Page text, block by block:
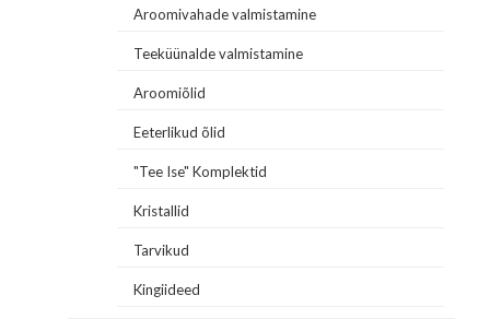
Aroomivahade valmistamine
Teeküünalde valmistamine
Aroomiõlid
Eeterlikud õlid
"Tee Ise" Komplektid
Kristallid
Tarvikud
Kingiideed